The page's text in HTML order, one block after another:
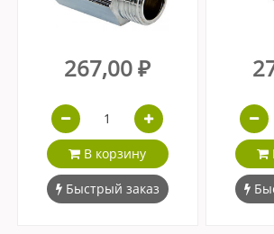
267,00 ₽
В корзину
Быстрый заказ